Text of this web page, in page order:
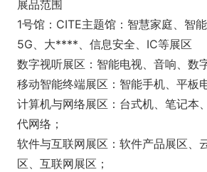
展品范围
1号馆：CITE主题馆：智慧家庭、智
5G、大****、信息安全、IC等展区
数字视听展区：智能电视、音响、数
移动智能终端展区：智能手机、平板
计算机与网络展区：台式机、笔记本
代网络；
软件与互联网展区：软件产品展区、
区、互联网展区；